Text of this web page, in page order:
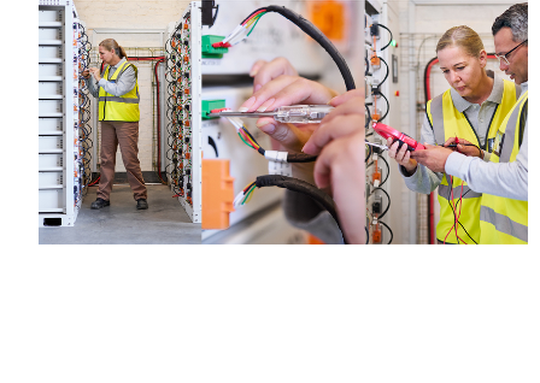
Abdeckungsfenster und Reaktionszeiten für Hardware-Support
gelten für abgedeckte Hardwareprodukte, und
Abdeckungsfenster und Reaktionszeiten für Software-Support
gelten für abgedeckte Softwareprodukte.
Die Verfügbarkeit der Abdeckungsfenster ist örtlich
verschieden. Nicht alle Produkte sind für diesen Service
berechtigt. Wenden Sie sich an eine örtliche HPE